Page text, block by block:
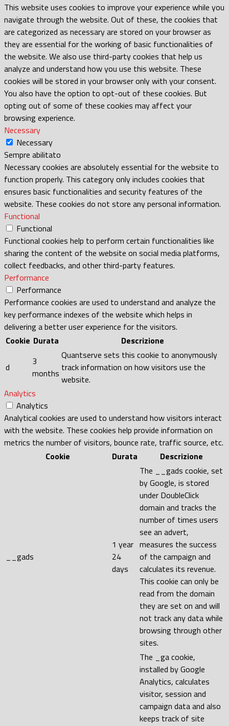
This website uses cookies to improve your experience while you
navigate through the website. Out of these, the cookies that
are categorized as necessary are stored on your browser as
they are essential for the working of basic functionalities of
the website. We also use third-party cookies that help us
analyze and understand how you use this website. These
cookies will be stored in your browser only with your consent.
You also have the option to opt-out of these cookies. But
opting out of some of these cookies may affect your
browsing experience.
Necessary
Necessary
Sempre abilitato
Necessary cookies are absolutely essential for the website to
function properly. This category only includes cookies that
ensures basic functionalities and security features of the
website. These cookies do not store any personal information.
Functional
Functional
Functional cookies help to perform certain functionalities like
sharing the content of the website on social media platforms,
collect feedbacks, and other third-party features.
Performance
Performance
Performance cookies are used to understand and analyze the
key performance indexes of the website which helps in
delivering a better user experience for the visitors.
Cookie Durata Descrizione
d
3
months
Quantserve sets this cookie to anonymously
track information on how visitors use the
website.
Analytics
Analytics
Analytical cookies are used to understand how visitors interact
with the website. These cookies help provide information on
metrics the number of visitors, bounce rate, traffic source, etc.
Cookie
Durata Descrizione
__gads
1 year
24
days
The __gads cookie, set
by Google, is stored
under DoubleClick
domain and tracks the
number of times users
see an advert,
measures the success
of the campaign and
calculates its revenue.
This cookie can only be
read from the domain
they are set on and will
not track any data while
browsing through other
sites.
The _ga cookie,
installed by Google
Analytics, calculates
visitor, session and
campaign data and also
keeps track of site